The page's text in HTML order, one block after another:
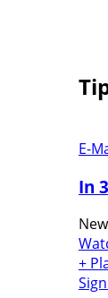
E-
In
+